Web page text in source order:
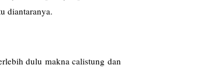
diantaranya.
dulu makna calistung dan